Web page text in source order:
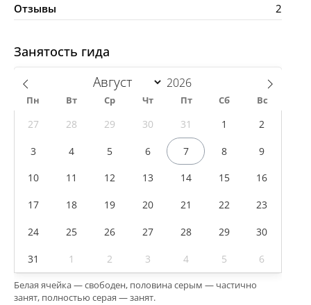
Отзывы
2
Занятость гида
Пн Вт Ср Чт Пт Сб Вс
27 28 29 30 31 1 2
3 4 5 6 7 8 9
10 11 12 13 14 15 16
17 18 19 20 21 22 23
24 25 26 27 28 29 30
31 1 2 3 4 5 6
Белая ячейка — свободен, половина серым — частично
занят, полностью серая — занят.